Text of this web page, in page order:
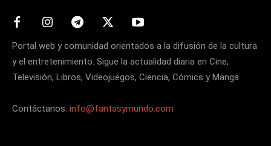
Portal web y comunidad orientados a la difusión de la cultura
y el entretenimiento. Sigue la actualidad diaria en Cine,
Televisión, Libros, Videojuegos, Ciencia, Cómics y Manga.
Contáctanos: info@fantasymundo.com